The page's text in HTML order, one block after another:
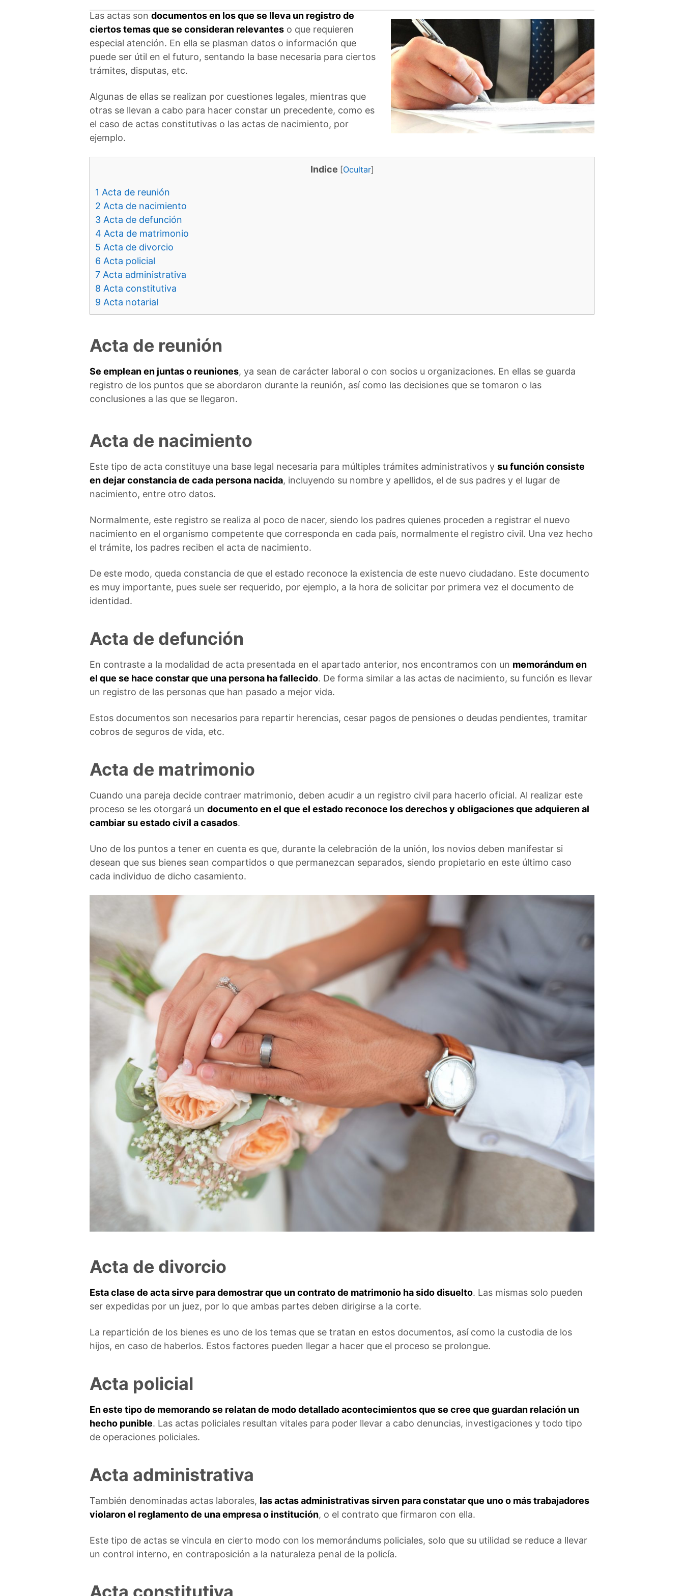
Las actas son documentos en los que se lleva un registro de
ciertos temas que se consideran relevantes o que requieren
especial atención. En ella se plasman datos o información que
puede ser útil en el futuro, sentando la base necesaria para ciertos
trámites, disputas, etc.
Algunas de ellas se realizan por cuestiones legales, mientras que
otras se llevan a cabo para hacer constar un precedente, como es
el caso de actas constitutivas o las actas de nacimiento, por
ejemplo.
Indice [Ocultar]
1 Acta de reunión
2 Acta de nacimiento
3 Acta de defunción
4 Acta de matrimonio
5 Acta de divorcio
6 Acta policial
7 Acta administrativa
8 Acta constitutiva
9 Acta notarial
Acta de reunión
Se emplean en juntas o reuniones, ya sean de carácter laboral o con socios u organizaciones. En ellas se guarda
registro de los puntos que se abordaron durante la reunión, así como las decisiones que se tomaron o las
conclusiones a las que se llegaron.
Acta de nacimiento
Este tipo de acta constituye una base legal necesaria para múltiples trámites administrativos y su función consiste
en dejar constancia de cada persona nacida, incluyendo su nombre y apellidos, el de sus padres y el lugar de
nacimiento, entre otro datos.
Normalmente, este registro se realiza al poco de nacer, siendo los padres quienes proceden a registrar el nuevo
nacimiento en el organismo competente que corresponda en cada país, normalmente el registro civil. Una vez hecho
el trámite, los padres reciben el acta de nacimiento.
De este modo, queda constancia de que el estado reconoce la existencia de este nuevo ciudadano. Este documento
es muy importante, pues suele ser requerido, por ejemplo, a la hora de solicitar por primera vez el documento de
identidad.
Acta de defunción
En contraste a la modalidad de acta presentada en el apartado anterior, nos encontramos con un memorándum en
el que se hace constar que una persona ha fallecido. De forma similar a las actas de nacimiento, su función es llevar
un registro de las personas que han pasado a mejor vida.
Estos documentos son necesarios para repartir herencias, cesar pagos de pensiones o deudas pendientes, tramitar
cobros de seguros de vida, etc.
Acta de matrimonio
Cuando una pareja decide contraer matrimonio, deben acudir a un registro civil para hacerlo oficial. Al realizar este
proceso se les otorgará un documento en el que el estado reconoce los derechos y obligaciones que adquieren al
cambiar su estado civil a casados.
Uno de los puntos a tener en cuenta es que, durante la celebración de la unión, los novios deben manifestar si
desean que sus bienes sean compartidos o que permanezcan separados, siendo propietario en este último caso
cada individuo de dicho casamiento.
Acta de divorcio
Esta clase de acta sirve para demostrar que un contrato de matrimonio ha sido disuelto. Las mismas solo pueden
ser expedidas por un juez, por lo que ambas partes deben dirigirse a la corte.
La repartición de los bienes es uno de los temas que se tratan en estos documentos, así como la custodia de los
hijos, en caso de haberlos. Estos factores pueden llegar a hacer que el proceso se prolongue.
Acta policial
En este tipo de memorando se relatan de modo detallado acontecimientos que se cree que guardan relación un
hecho punible. Las actas policiales resultan vitales para poder llevar a cabo denuncias, investigaciones y todo tipo
de operaciones policiales.
Acta administrativa
También denominadas actas laborales, las actas administrativas sirven para constatar que uno o más trabajadores
violaron el reglamento de una empresa o institución, o el contrato que firmaron con ella.
Este tipo de actas se vincula en cierto modo con los memorándums policiales, solo que su utilidad se reduce a llevar
un control interno, en contraposición a la naturaleza penal de la policía.
Acta constitutiva